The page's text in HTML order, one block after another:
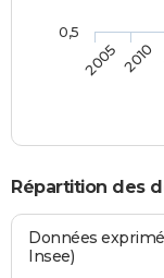
2005 2010
0,5
Répartition des
Données
Insee)